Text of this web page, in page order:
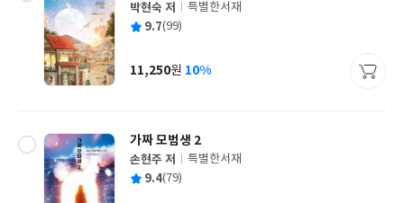
글
쓴
박현숙 저
출
사
특별한서재
평 9.7(99)
가
11,250원 10%
가짜 모범생 2
글
쓴
손현주 저
출
특별한서재
평 9.4(79)